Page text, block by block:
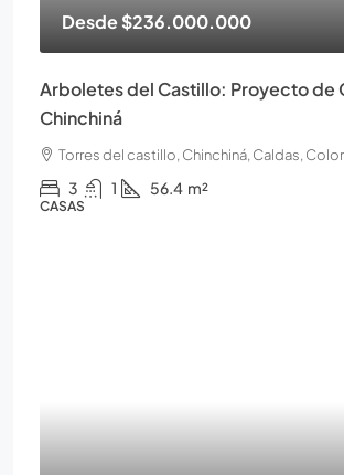
Desde$236.000.000
Arboletes del Castillo: Proyecto de
Chinchiná
Torres del castillo, Chinchiná, Caldas,
3 1 56.4 m²
CASAS